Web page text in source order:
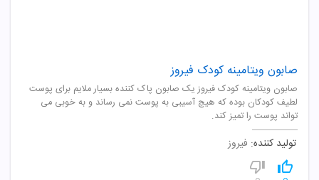
صابون ویتامینه کودک فیروز
صابون ویتامینه کودک فیروز یک صابون پاک کننده بسیار ملایم برای پوست
لطیف کودکان بوده که هیچ آسیبی به پوست نمی رساند و به خوبی می
تواند پوست را تمیز کند.
تولید کننده: فیروز